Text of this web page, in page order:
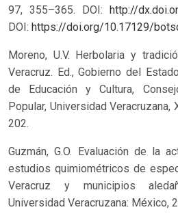
97, 355–365. DOI: http://
DOI: https://doi.org/10.17129/
Moreno, U.V. Herbolaria y
Veracruz. Ed., Gobierno del
de Educación y Cultura,
Popular, Universidad Veracruzana,
202.
Guzmán, G.O. Evaluación de la
estudios quimiométricos de
Veracruz y municipios
Universidad Veracruzana: México,